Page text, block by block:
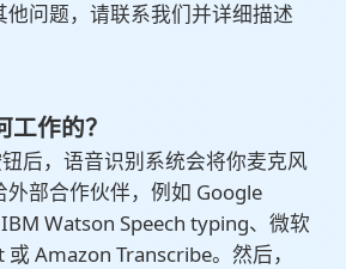
问题，请联系我们并详细描述
作的？
钮后，语音识别系统会将你麦克风
外部合作伙伴，例如 Google
Watson Speech typing、微软
或 Amazon Transcribe。然后，